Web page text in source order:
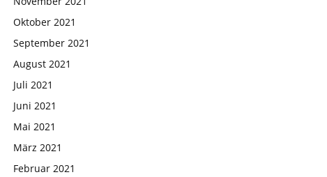
Oktober 2021
September 2021
August 2021
Juli 2021
Juni 2021
Mai 2021
März 2021
Februar 2021